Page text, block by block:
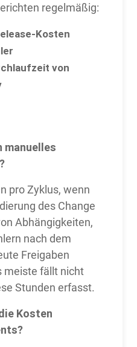
regelmäßig:
Kosten
von
manuelles
pro Zyklus, wenn
des Change
Abhängigkeiten,
nach dem
Freigaben
meiste fällt nicht
Stunden erfasst.
Kosten